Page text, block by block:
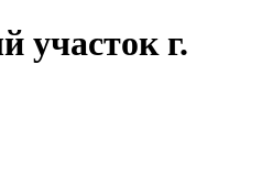
участок г.